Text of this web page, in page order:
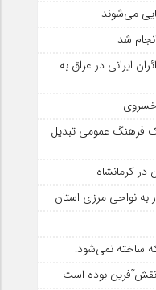
می‌شوند
شد
ایرانی در عراق به
خسروی
یک فرهنگ عمومی تبدیل
در کرمانشاه
به نواحی مرزی استان
ساخته نمی‌شود!
بوده است